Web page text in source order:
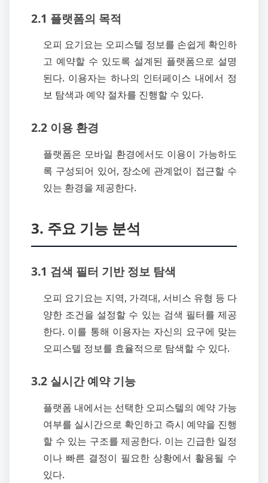
2.1 플랫폼의 목적
오피 요기요는 오피스텔 정보를 손쉽게 확인하
고 예약할 수 있도록 설계된 플랫폼으로 설명
된다. 이용자는 하나의 인터페이스 내에서 정
보 탐색과 예약 절차를 진행할 수 있다.
2.2 이용 환경
플랫폼은 모바일 환경에서도 이용이 가능하도
록 구성되어 있어, 장소에 관계없이 접근할 수
있는 환경을 제공한다.
3. 주요 기능 분석
3.1 검색 필터 기반 정보 탐색
오피 요기요는 지역, 가격대, 서비스 유형 등 다
양한 조건을 설정할 수 있는 검색 필터를 제공
한다. 이를 통해 이용자는 자신의 요구에 맞는
오피스텔 정보를 효율적으로 탐색할 수 있다.
3.2 실시간 예약 기능
플랫폼 내에서는 선택한 오피스텔의 예약 가능
여부를 실시간으로 확인하고 즉시 예약을 진행
할 수 있는 구조를 제공한다. 이는 긴급한 일정
이나 빠른 결정이 필요한 상황에서 활용될 수
있다.